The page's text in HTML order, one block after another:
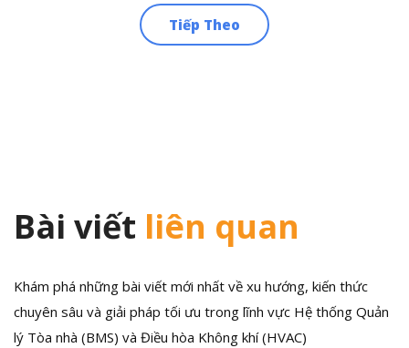
Tiếp Theo
Bài viết liên quan
Khám phá những bài viết mới nhất về xu hướng, kiến thức
chuyên sâu và giải pháp tối ưu trong lĩnh vực Hệ thống Quản
lý Tòa nhà (BMS) và Điều hòa Không khí (HVAC)